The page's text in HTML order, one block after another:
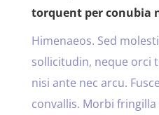
torquent per conubia
Himenaeos. Sed
sollicitudin, neque orci
nisi ante nec arcu.
convallis. Morbi